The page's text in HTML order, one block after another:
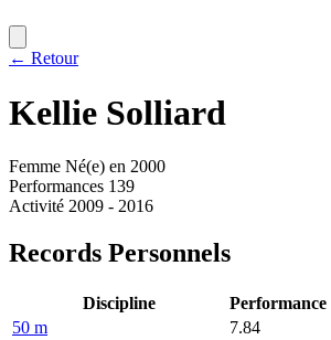
← Retour
Kellie Solliard
Femme Né(e) en 2000
Performances 139
Activité 2009 - 2016
Records Personnels
Discipline Performance
50 m
7.84